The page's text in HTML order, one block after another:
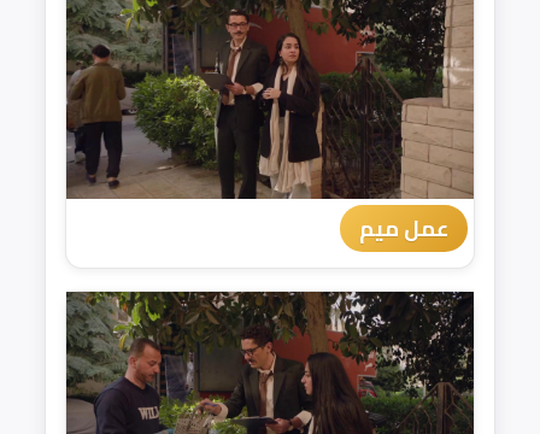
عمل ميم